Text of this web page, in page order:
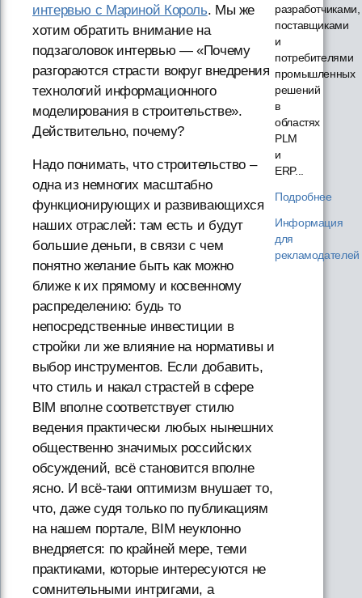
интервью с Мариной Король. Мы же
хотим обратить внимание на
подзаголовок интервью — «Почему
разгораются страсти вокруг внедрения
технологий информационного
моделирования в строительстве».
Действительно, почему?
Надо понимать, что строительство –
одна из немногих масштабно
функционирующих и развивающихся
наших отраслей: там есть и будут
большие деньги, в связи с чем
понятно желание быть как можно
ближе к их прямому и косвенному
распределению: будь то
непосредственные инвестиции в
стройки ли же влияние на нормативы и
выбор инструментов. Если добавить,
что стиль и накал страстей в сфере
BIM вполне соответствует стилю
ведения практически любых нынешних
общественно значимых российских
обсуждений, всё становится вполне
ясно. И всё-таки оптимизм внушает то,
что, даже судя только по публикациям
на нашем портале, BIM неуклонно
внедряется: по крайней мере, теми
практиками, которые интересуются не
сомнительными интригами, а
разработчиками,
поставщиками
и
потребителями
промышленных
решений
в
областях
PLM
и
ERP...
Подробнее
Информация
для
рекламодателей